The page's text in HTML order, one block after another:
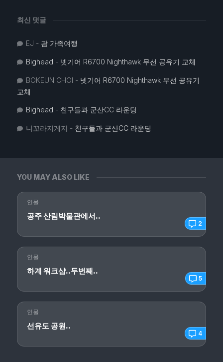
YOU MAY ALSO LIKE
2
인물
공주 산림박물관에서..
5
인물
하계 워크샵..두번째..
4
인물
선유도 공원..
최신 댓글
EJ - 괌 가족여행
Bighead - 넷기어 R6700 Nighthawk 무선 공유기 교체
BOKEUN CHOI - 넷기어 R6700 Nighthawk 무선 공유기
교체
Bighead - 친구들과 군산CC 라운딩
니꼬라지게지 - 친구들과 군산CC 라운딩